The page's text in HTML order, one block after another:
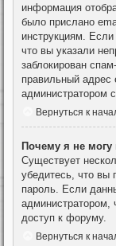
информация
было прислано
инструкциям.
что вы указали
заблокирован
правильный адрес
администратором
Вернуться к
Почему я не могу
Существует
убедитесь, что вы
пароль. Если
администратором,
доступ к форуму.
Вернуться к